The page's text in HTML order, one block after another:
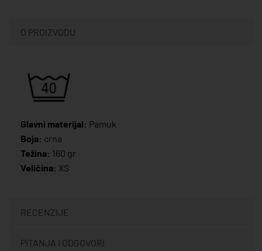
O PROIZVODU
Glavni materijal: Pamuk
Boja: crna
Težina: 160 gr
Veličina: XS
RECENZIJE
PITANJA I ODGOVORI